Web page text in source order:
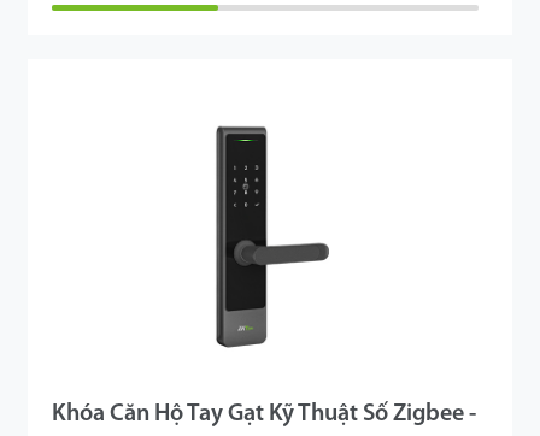
Khóa Căn Hộ Tay Gạt Kỹ Thuật Số Zigbee -